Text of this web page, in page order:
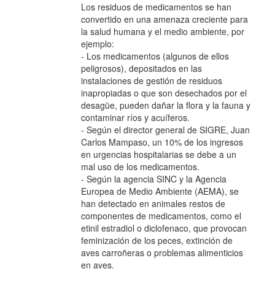
Los residuos de medicamentos se han
convertido en una amenaza creciente para
la salud humana y el medio ambiente, por
ejemplo:
- Los medicamentos (algunos de ellos
peligrosos), depositados en las
instalaciones de gestión de residuos
inapropiadas o que son desechados por el
desagüe, pueden dañar la flora y la fauna y
contaminar ríos y acuíferos.
- Según el director general de SIGRE, Juan
Carlos Mampaso, un 10% de los ingresos
en urgencias hospitalarias se debe a un
mal uso de los medicamentos.
- Según la agencia SINC y la Agencia
Europea de Medio Ambiente (AEMA), se
han detectado en animales restos de
componentes de medicamentos, como el
etinil estradiol o diclofenaco, que provocan
feminización de los peces, extinción de
aves carroñeras o problemas alimenticios
en aves.